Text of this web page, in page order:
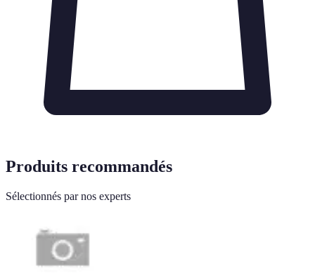
Produits recommandés
Sélectionnés par nos experts